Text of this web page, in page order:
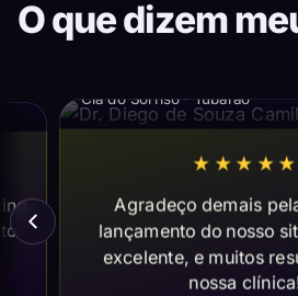
O que dizem
Cia do Sorriso · Tubarão
★★★★★
Agradeço demais
lançamento do nosso
excelente, e muitos
nossa